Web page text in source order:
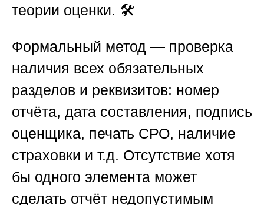
теории оценки. 🛠️
Формальный метод — проверка
наличия всех обязательных
разделов и реквизитов: номер
отчёта, дата составления, подпись
оценщика, печать СРО, наличие
страховки и т.д. Отсутствие хотя
бы одного элемента может
сделать отчёт недопустимым